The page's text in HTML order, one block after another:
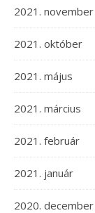
2021. november
2021. október
2021. május
2021. március
2021. február
2021. január
2020. december